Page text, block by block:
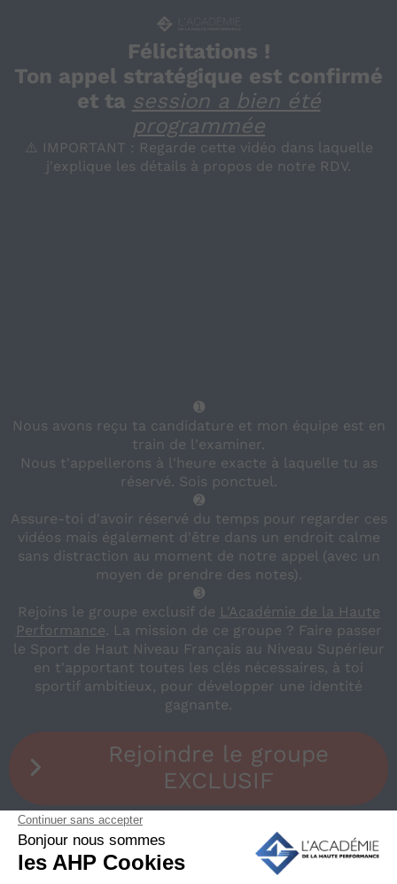
Félicitations !
Ton appel stratégique est confirmé
et ta session a bien été
programmée
⚠️ IMPORTANT : Regarde cette vidéo dans laquelle
j'explique les détails à propos de notre RDV.
➊
Nous avons reçu ta candidature et mon équipe est en
train de l'examiner.
Nous t'appellerons à l'heure exacte à laquelle tu as
réservé. Sois ponctuel.
➋
Assure-toi d'avoir réservé du temps pour regarder ces
vidéos mais également d'être dans un endroit calme
sans distraction au moment de notre appel (avec un
moyen de prendre des notes).
➌
Rejoins le groupe exclusif de L'Académie de la Haute
Performance. La mission de ce groupe ? Faire passer
le Sport de Haut Niveau Français au Niveau Supérieur
en t'apportant toutes les clés nécessaires, à toi
sportif ambitieux, pour développer une identité
gagnante.
Rejoindre le groupe
EXCLUSIF
Ce qui t'attend à l'Académie de la Haute Performance
Rassure-toi, tu n'as pas besoin d'être un sportif de